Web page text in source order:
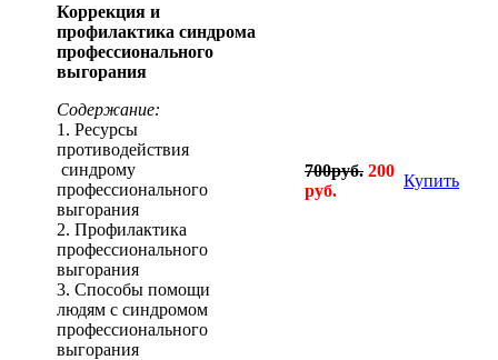
Коррекция и
профилактика синдрома
профессионального
выгорания
Содержание:
1. Ресурсы
противодействия
синдрому
профессионального
выгорания
2. Профилактика
профессионального
выгорания
3. Способы помощи
людям с синдромом
профессионального
выгорания
700руб. 200
руб.
Купить